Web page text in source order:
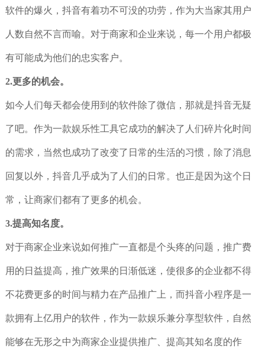
软件的爆火，抖音有着功不可没的功劳，作为大当家其用户
人数自然不言而喻。对于商家和企业来说，每一个用户都极
有可能成为他们的忠实客户。
2.更多的机会。
如今人们每天都会使用到的软件除了微信，那就是抖音无疑
了吧。作为一款娱乐性工具它成功的解决了人们碎片化时间
的需求，当然也成功了改变了日常的生活的习惯，除了消息
回复以外，抖音几乎成为了人们的日常。也正是因为这个日
常，让商家们都有了更多的机会。
3.提高知名度。
对于商家企业来说如何推广一直都是个头疼的问题，推广费
用的日益提高，推广效果的日渐低迷，使很多的企业都不得
不花费更多的时间与精力在产品推广上，而抖音小程序是一
款拥有上亿用户的软件，作为一款娱乐兼分享型软件，自然
能够在无形之中为商家企业提供推广、提高其知名度的作